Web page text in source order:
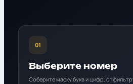
01
Выберите номер
Соберите маску букв и цифр,